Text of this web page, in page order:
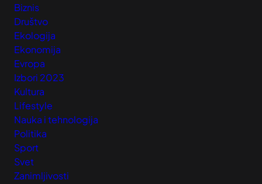
Biznis
Društvo
Ekologija
Ekonomija
Evropa
Izbori 2023
Kultura
Lifestyle
Nauka i tehnologija
Politika
Sport
Svet
Zanimljivosti